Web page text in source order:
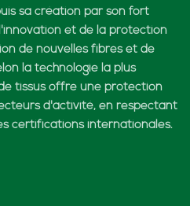
sa création par son fort
et de la protection
de nouvelles fibres et de
la technologie la plus
tissus offre une protection
d'activité, en respectant
certifications internationales.